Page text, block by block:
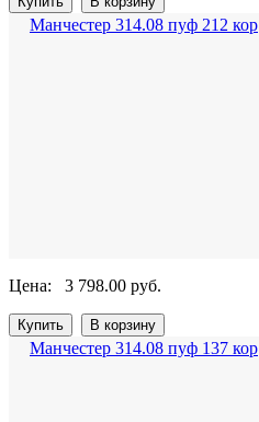
Манчестер 314.08 пуф 212 кор
Цена: 3 798.00 руб.
Манчестер 314.08 пуф 137 кор